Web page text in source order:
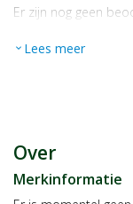
Er zijn nog geen
expand_more Lees meer
Over
Merkinformatie